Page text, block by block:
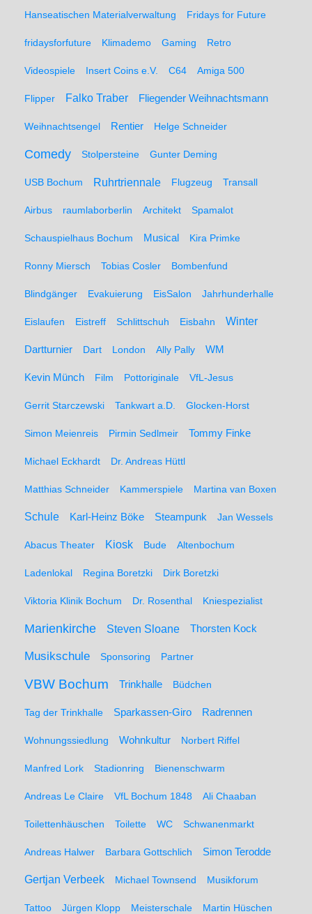
Hanseatischen Materialverwaltung Fridays for Future
fridaysforfuture Klimademo Gaming Retro
Videospiele Insert Coins e.V. C64 Amiga 500
Flipper Falko Traber Fliegender Weihnachtsmann
Weihnachtsengel Rentier Helge Schneider
Comedy Stolpersteine Gunter Deming
USB Bochum Ruhrtriennale Flugzeug Transall
Airbus raumlaborberlin Architekt Spamalot
Schauspielhaus Bochum Musical Kira Primke
Ronny Miersch Tobias Cosler Bombenfund
Blindgänger Evakuierung EisSalon Jahrhunderhalle
Eislaufen Eistreff Schlittschuh Eisbahn Winter
Dartturnier Dart London Ally Pally WM
Kevin Münch Film Pottoriginale VfL-Jesus
Gerrit Starczewski Tankwart a.D. Glocken-Horst
Simon Meienreis Pirmin Sedlmeir Tommy Finke
Michael Eckhardt Dr. Andreas Hüttl
Matthias Schneider Kammerspiele Martina van Boxen
Schule Karl-Heinz Böke Steampunk Jan Wessels
Abacus Theater Kiosk Bude Altenbochum
Ladenlokal Regina Boretzki Dirk Boretzki
Viktoria Klinik Bochum Dr. Rosenthal Kniespezialist
Marienkirche Steven Sloane Thorsten Kock
Musikschule Sponsoring Partner
VBW Bochum Trinkhalle Büdchen
Tag der Trinkhalle Sparkassen-Giro Radrennen
Wohnungssiedlung Wohnkultur Norbert Riffel
Manfred Lork Stadionring Bienenschwarm
Andreas Le Claire VfL Bochum 1848 Ali Chaaban
Toilettenhäuschen Toilette WC Schwanenmarkt
Andreas Halwer Barbara Gottschlich Simon Terodde
Gertjan Verbeek Michael Townsend Musikforum
Tattoo Jürgen Klopp Meisterschale Martin Hüschen